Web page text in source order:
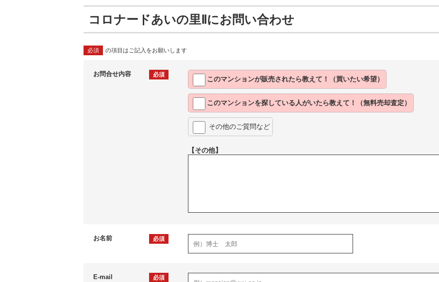
コロナードあいの里Ⅱにお問い合わせ
必須 の項目はご記入をお願いします
お問合せ内容 必須
このマンションが販売されたら教えて！（買いたい希望）
このマンションを探している人がいたら教えて！（無料売却査定）
その他のご質問など
【その他】
お名前 必須
E-mail 必須